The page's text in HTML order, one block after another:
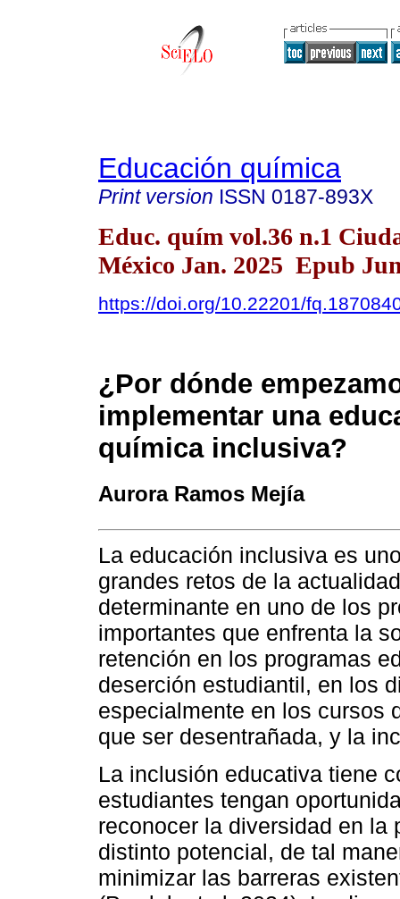
Educación química
Print version ISSN 0187-893X
Educ. quím vol.36 n.1
México Jan. 2025 Epub
https://doi.org/10.22201/
¿Por dónde
implementar una
química inclusiva?
Aurora Ramos Mejía
La educación inclusiva es
grandes retos de la
determinante en uno de los
importantes que enfrenta la
retención en los programas
deserción estudiantil, en los
especialmente en los cursos
que ser desentrañada, y la
La inclusión educativa tiene
estudiantes tengan
reconocer la diversidad en
distinto potencial, de tal
minimizar las barreras